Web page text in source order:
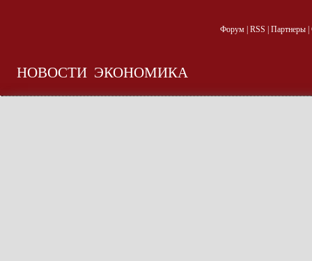
Форум| RSS Партнеры|
НОВОСТИ ЭКОНОМИКА